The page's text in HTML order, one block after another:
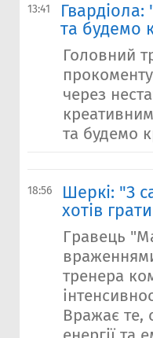
13:41
та будемо
Головний
через
та будемо
18:56
Шеркі: "З
хотів
Гравець
тренера
Вражає те,